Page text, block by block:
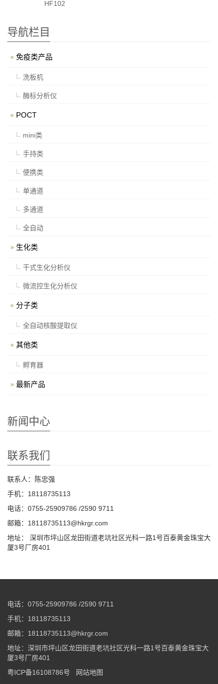
HF102
导航栏目
免疫类产品
洗板机
酶标分析仪
POCT
mini类
手持类
便携类
单通道
多通道
全自动
生化类
干式生化分析仪
微流控生化分析仪
分子类
全自动核酸提取仪
其他类
孵育器
最新产品
新闻中心
联系我们
联系人：陈忠强
手机：18118735113
电话：0755-25909786 /2590 9711
邮箱：18118735113@hkrgr.com
地址： 深圳市坪山区龙田街道老坑社区光科一路1号百泰黄金珠宝大
厦3号厂房401
电话：0755-25909786 /2590 9711
手机：18118735113
邮箱：18118735113@hkrgr.com
地址：深圳市坪山区龙田街道老坑社区光科一路1号百泰黄金珠宝大
厦3号厂房401
粤ICP备16108786号
网站地图